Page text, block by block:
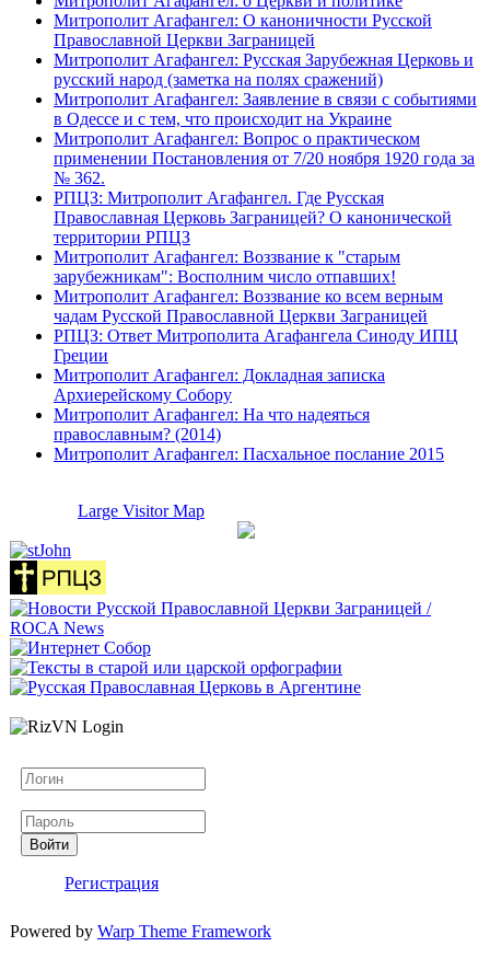
Митрополит Агафангел: О каноничности Русской
Православной Церкви Заграницей
Митрополит Агафангел: Русская Зарубежная Церковь и
русский народ (заметка на полях сражений)
Митрополит Агафангел: Заявление в связи с событиями
в Одессе и с тем, что происходит на Украине
Митрополит Агафангел: Вопрос о практическом
применении Постановления от 7/20 ноября 1920 года за
№ 362.
РПЦЗ: Митрополит Агафангел. Где Русская
Православная Церковь Заграницей? О канонической
территории РПЦЗ
Митрополит Агафангел: Воззвание к "старым
зарубежникам": Восполним число отпавших!
Митрополит Агафангел: Воззвание ко всем верным
чадам Русской Православной Церкви Заграницей
РПЦЗ: Ответ Митрополита Агафангела Синоду ИПЦ
Греции
Митрополит Агафангел: Докладная записка
Архиерейскому Собору
Митрополит Агафангел: На что надеяться
православным? (2014)
Митрополит Агафангел: Пасхальное послание 2015
Large Visitor Map
Войти
Регистрация
Powered by Warp Theme Framework